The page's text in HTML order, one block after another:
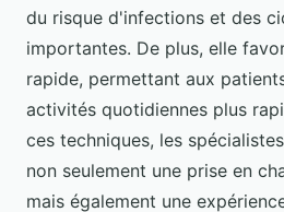
du risque d'infections et des
importantes. De plus, elle
rapide, permettant aux
activités quotidiennes plus
ces techniques, les
non seulement une prise en
mais également une